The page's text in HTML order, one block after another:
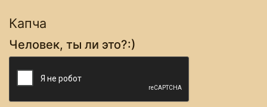
Капча
Человек, ты ли это?:)